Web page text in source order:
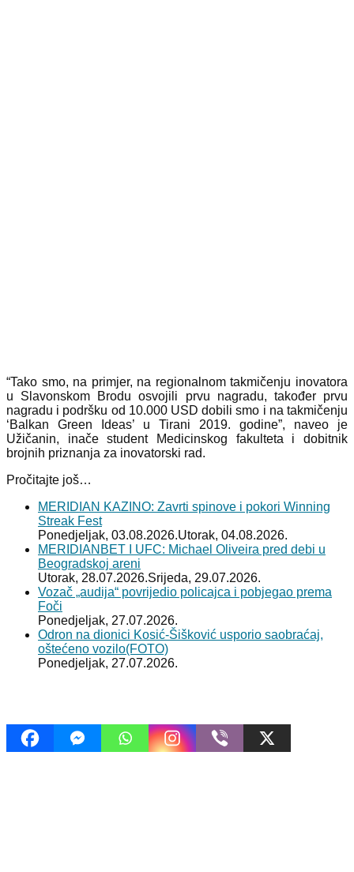
“Tako smo, na primjer, na regionalnom takmičenju inovatora
u Slavonskom Brodu osvojili prvu nagradu, također prvu
nagradu i podršku od 10.000 USD dobili smo i na takmičenju
‘Balkan Green Ideas’ u Tirani 2019. godine”, naveo je
Užičanin, inače student Medicinskog fakulteta i dobitnik
brojnih priznanja za inovatorski rad.
Pročitajte još…
MERIDIAN KAZINO: Zavrti spinove i pokori Winning
Streak Fest
Ponedjeljak, 03.08.2026.Utorak, 04.08.2026.
MERIDIANBET I UFC: Michael Oliveira pred debi u
Beogradskoj areni
Utorak, 28.07.2026.Srijeda, 29.07.2026.
Vozač „audija“ povrijedio policajca i pobjegao prema
Foči
Ponedjeljak, 27.07.2026.
Odron na dionici Kosić-Šišković usporio saobraćaj,
oštećeno vozilo(FOTO)
Ponedjeljak, 27.07.2026.